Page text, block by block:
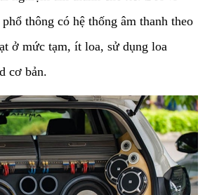
thông có hệ thống âm thanh theo
ở mức tạm, ít loa, sử dụng loa
cơ bản.